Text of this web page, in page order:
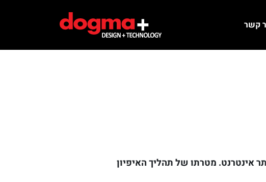
קשר
אינטרנט. מטרתו של תהליך האיפיון